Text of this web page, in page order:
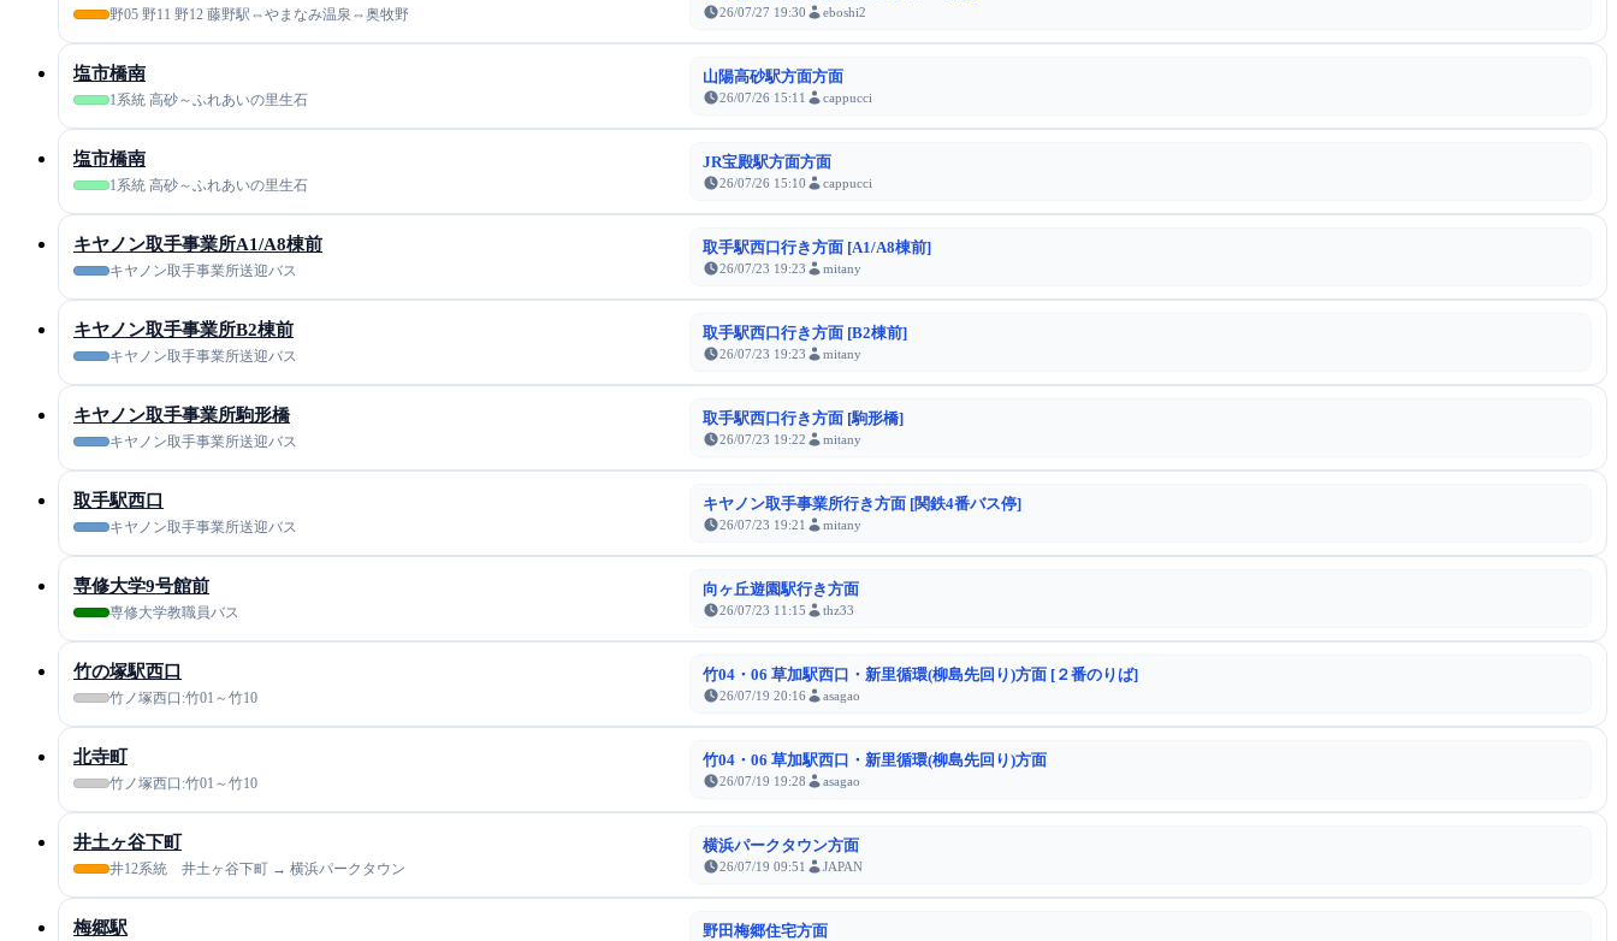
野05 野11 野12 藤野駅⇔やまなみ温泉⇔奥牧野 26/07/27 19:30 eboshi2
塩市橋南
1系統 高砂～ふれあいの里生石
山陽高砂駅方面方面
26/07/26 15:11 cappucci
塩市橋南
1系統 高砂～ふれあいの里生石
JR宝殿駅方面方面
26/07/26 15:10 cappucci
キヤノン取手事業所A1/A8棟前
キヤノン取手事業所送迎バス
取手駅西口行き方面 [A1/A8棟前]
26/07/23 19:23 mitany
キヤノン取手事業所B2棟前
キヤノン取手事業所送迎バス
取手駅西口行き方面 [B2棟前]
26/07/23 19:23 mitany
キヤノン取手事業所駒形橋
キヤノン取手事業所送迎バス
取手駅西口行き方面 [駒形橋]
26/07/23 19:22 mitany
取手駅西口
キヤノン取手事業所送迎バス
キヤノン取手事業所行き方面 [関鉄4番バス停]
26/07/23 19:21 mitany
専修大学9号館前
専修大学教職員バス
向ヶ丘遊園駅行き方面
26/07/23 11:15 thz33
竹の塚駅西口
竹ノ塚西口:竹01～竹10
竹04・06 草加駅西口・新里循環(柳島先回り)方面 [２番のりば]
26/07/19 20:16 asagao
北寺町
竹ノ塚西口:竹01～竹10
竹04・06 草加駅西口・新里循環(柳島先回り)方面
26/07/19 19:28 asagao
井土ヶ谷下町
井12系統 井土ヶ谷下町 → 横浜パークタウン
横浜パークタウン方面
26/07/19 09:51 JAPAN
梅郷駅 野田梅郷住宅方面